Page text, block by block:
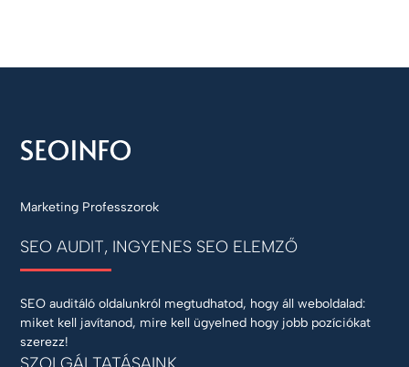
Marketing Professzorok
SEO AUDIT, INGYENES SEO ELEMZŐ
SEO auditáló oldalunkról megtudhatod, hogy áll weboldalad:
miket kell javítanod, mire kell ügyelned hogy jobb pozíciókat
szerezz!
SZOLGÁLTATÁSAINK